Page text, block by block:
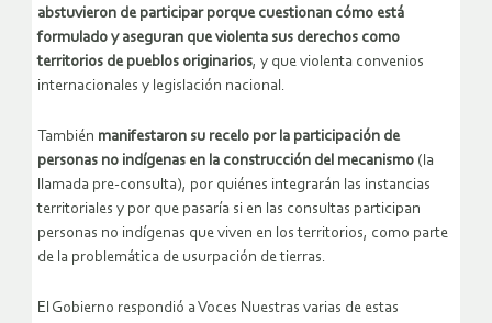
abstuvieron de participar porque cuestionan cómo está
formulado y aseguran que violenta sus derechos como
territorios de pueblos originarios, y que violenta convenios
internacionales y legislación nacional.
También manifestaron su recelo por la participación de
personas no indígenas en la construcción del mecanismo (la
llamada pre-consulta), por quiénes integrarán las instancias
territoriales y por que pasaría si en las consultas participan
personas no indígenas que viven en los territorios, como parte
de la problemática de usurpación de tierras.
El Gobierno respondió a Voces Nuestras varias de estas